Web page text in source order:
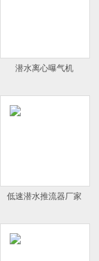
潜水离心曝气机
低速潜水推流器厂家